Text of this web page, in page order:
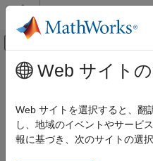
コンテンツへスキップ
オフキャンバ
ドキュメンテーションのホーム
ブロックとブロックセットの作成
ブロック マスクの作成
メインコンテンツ
マスク ダイア
この例では、マスク エディ
Web サイト
Web サイトを選択すると、翻
し、地域のイベントやサービ
報に基づき、次のサイトの選